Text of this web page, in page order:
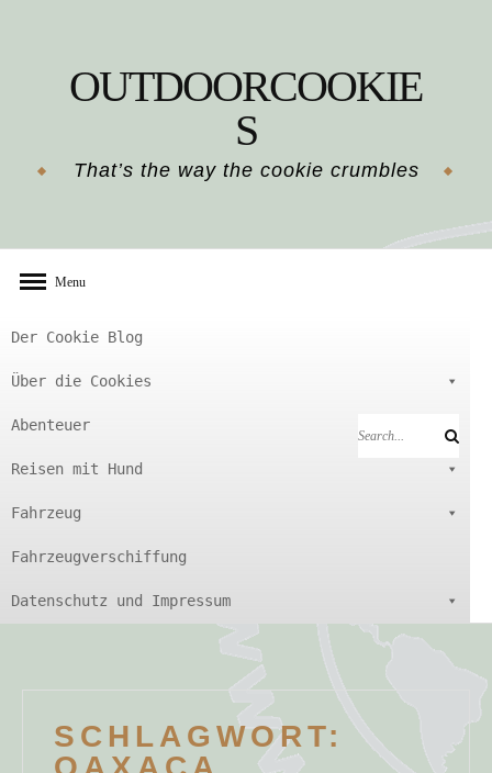
OUTDOORCOOKIE
S
That’s the way the cookie crumbles
Menu
Der Cookie Blog
Über die Cookies
Abenteuer
Reisen mit Hund
Fahrzeug
Fahrzeugverschiffung
Datenschutz und Impressum
Search
Search
SCHLAGWORT: